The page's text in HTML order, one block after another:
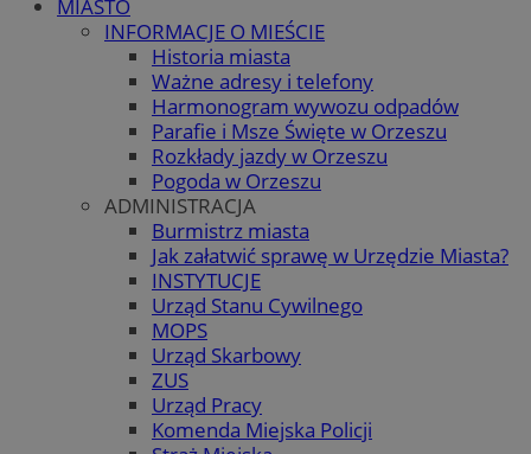
MIASTO
INFORMACJE O MIEŚCIE
Historia miasta
Ważne adresy i telefony
Harmonogram wywozu odpadów
Parafie i Msze Święte w Orzeszu
Rozkłady jazdy w Orzeszu
Pogoda w Orzeszu
ADMINISTRACJA
Burmistrz miasta
Jak załatwić sprawę w Urzędzie Miasta?
INSTYTUCJE
Urząd Stanu Cywilnego
MOPS
Urząd Skarbowy
ZUS
Urząd Pracy
Komenda Miejska Policji